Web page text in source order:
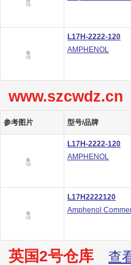
L17H-2222-120
AMPHENOL
www.szcwdz.cn
参考图片 型号/品牌
L17H-2222-120
AMPHENOL
L17H2222120
Amphenol
英国2号仓库 查